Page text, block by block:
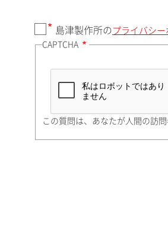
町名・番地（勤務先）
島津製作所の プライバシー
CAPTCHA
この質問は、あなたが人間の訪